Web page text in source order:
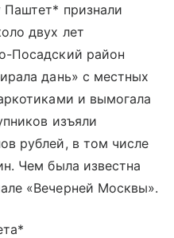
признали
двух лет
Посадский район
дань» с местных
и вымогала
изъяли
рублей, в том числе
Чем была известна
«Вечерней Москвы».